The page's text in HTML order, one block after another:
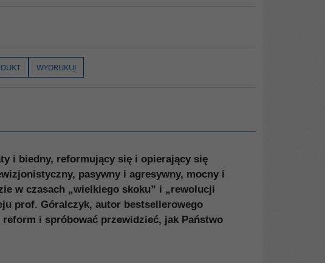
WYDRUKUJ
i biedny, reformujący się i opierający się
pasywny i agresywny, mocny i
w czasach „wielkiego skoku” i „rewolucji
prof. Góralczyk, autor bestsellerowego
i spróbować przewidzieć, jak Państwo